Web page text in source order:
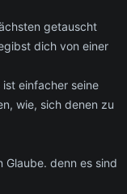
getauscht
dich von einer
einfacher seine
wie, sich denen zu
Glaube. denn es sind